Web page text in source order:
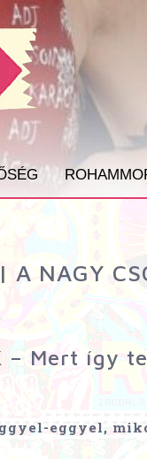
A NAGY
– Mert így
eggyel,